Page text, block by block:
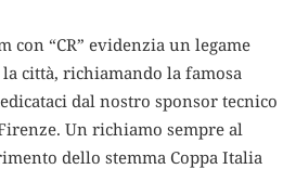
con “CR” evidenzia un legame
città, richiamando la famosa
dal nostro sponsor tecnico
Un richiamo sempre al
dello stemma Coppa Italia